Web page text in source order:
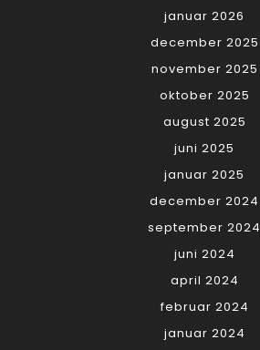
januar 2026
december 2025
november 2025
oktober 2025
august 2025
juni 2025
januar 2025
december 2024
september 2024
juni 2024
april 2024
februar 2024
januar 2024